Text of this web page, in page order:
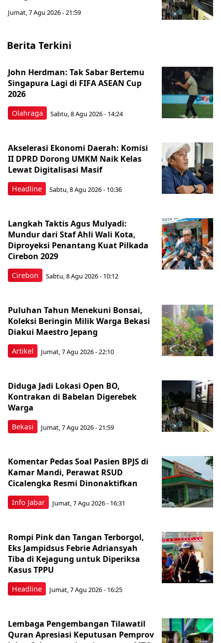
Jumat, 7 Agu 2026 - 21:59
Berita Terkini
Olahraga
John Herdman: Tak Sabar Bertemu
Singapura Lagi di FIFA ASEAN Cup
2026
Sabtu, 8 Agu 2026 - 14:24
Headline
Akselerasi Ekonomi Daerah: Komisi
II DPRD Dorong UMKM Naik Kelas
Lewat Digitalisasi Masif
Sabtu, 8 Agu 2026 - 10:36
Cirebon
Langkah Taktis Agus Mulyadi:
Mundur dari Staf Ahli Wali Kota,
Diproyeksi Penantang Kuat Pilkada
Cirebon 2029
Sabtu, 8 Agu 2026 - 10:12
Artikel
Puluhan Tahun Menekuni Bonsai,
Koleksi Beringin Milik Warga Bekasi
Diakui Maestro Jepang
Jumat, 7 Agu 2026 - 22:10
Bekasi
Diduga Jadi Lokasi Open BO,
Kontrakan di Babelan Digerebek
Warga
Jumat, 7 Agu 2026 - 21:59
Info Jabar
Komentar Pedas Soal Pasien BPJS di
Kamar Mandi, Perawat RSUD
Cicalengka Resmi Dinonaktifkan
Jumat, 7 Agu 2026 - 16:31
Headline
Rompi Pink dan Tangan Terborgol,
Eks Jampidsus Febrie Adriansyah
Tiba di Kejagung untuk Diperiksa
Kasus TPPU
Jumat, 7 Agu 2026 - 16:25
Lembaga Pengembangan Tilawatil
Quran Apresiasi Keputusan Pemprov